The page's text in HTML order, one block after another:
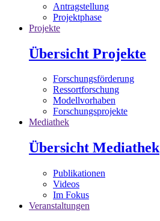
Antragstellung
Projektphase
Projekte
Übersicht Projekte
Forschungsförderung
Ressortforschung
Modellvorhaben
Forschungsprojekte
Mediathek
Übersicht Mediathek
Publikationen
Videos
Im Fokus
Veranstaltungen